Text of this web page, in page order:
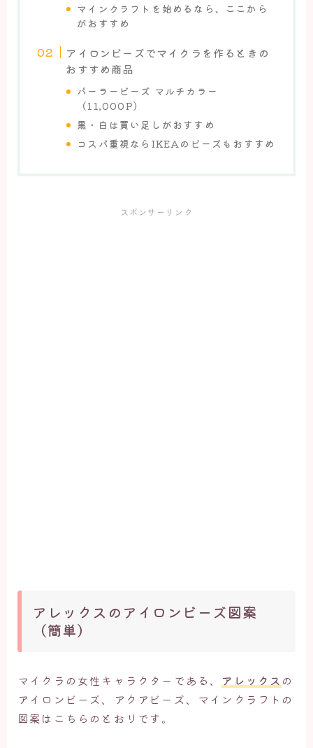
マインクラフトを始めるなら、ここから
がおすすめ
アイロンビーズでマイクラを作るときの
おすすめ商品
パーラービーズ マルチカラー
（11,000P）
黒・白は買い足しがおすすめ
コスパ重視ならIKEAのビーズもおすすめ
スポンサーリンク
アレックスのアイロンビーズ図案
（簡単）
マイクラの女性キャラクターである、 アレックス の
アイロンビーズ、アクアビーズ、マインクラフトの
図案はこちらのとおりです。